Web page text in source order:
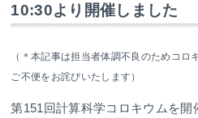
10:30より開催しました
（＊本記事は担当者体調不良のためコロ
ご不便をお詫びいたします）
第151回計算科学コロキウムを